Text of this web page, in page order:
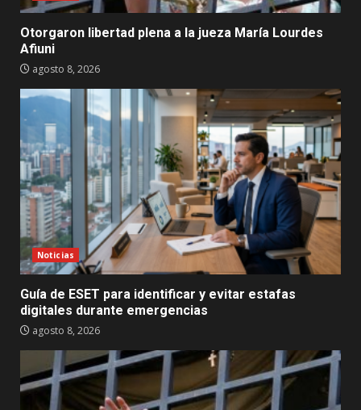
Otorgaron libertad plena a la jueza María Lourdes
Afiuni
agosto 8, 2026
Noticias
Guía de ESET para identificar y evitar estafas
digitales durante emergencias
agosto 8, 2026